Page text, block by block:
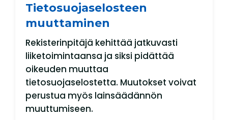
Tietosuojaselosteen
muuttaminen
Rekisterinpitäjä kehittää jatkuvasti
liiketoimintaansa ja siksi pidättää
oikeuden muuttaa
tietosuojaselostetta. Muutokset voivat
perustua myös lainsäädännön
muuttumiseen.